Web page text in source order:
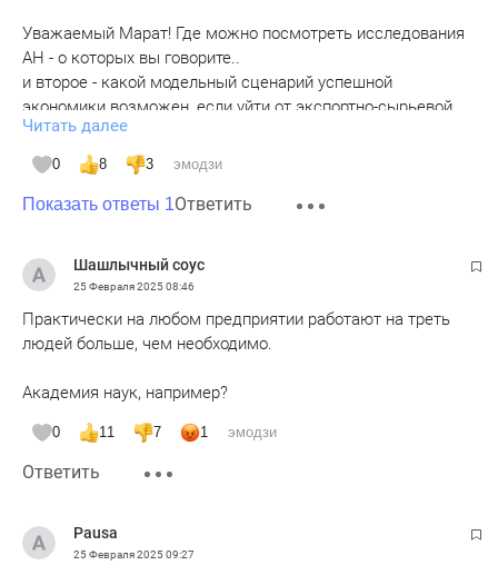
Уважаемый Марат! Где можно посмотреть исследования
АН - о которых вы говорите..
и второе - какой модельный сценарий успешной
экономики возможен, если уйти от экспортно-сырьевой
модели. Что мы сможем создать конкурентного на
горизонте 50 лет?
Спасибо.
Читать далее
0 8 3 эмодзи
Показать ответы 1Ответить
Шашлычный соус
25 Февраля 202508:46
Практически на любом предприятии работают на треть
людей больше, чем необходимо.
Академия наук, например?
0 11 7 1 эмодзи
Ответить
Pausa
25 Февраля 202509:27